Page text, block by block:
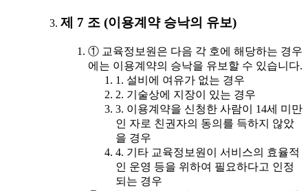
제 7 조 (이용계약 승낙의 유보)
① 교육정보원은 다음 각 호에 해당하는 경우
에는 이용계약의 승낙을 유보할 수 있습니다.
1. 설비에 여유가 없는 경우
2. 기술상에 지장이 있는 경우
3. 이용계약을 신청한 사람이 14세 미만
인 자로 친권자의 동의를 득하지 않았
을 경우
4. 기타 교육정보원이 서비스의 효율적
인 운영 등을 위하여 필요하다고 인정
되는 경우